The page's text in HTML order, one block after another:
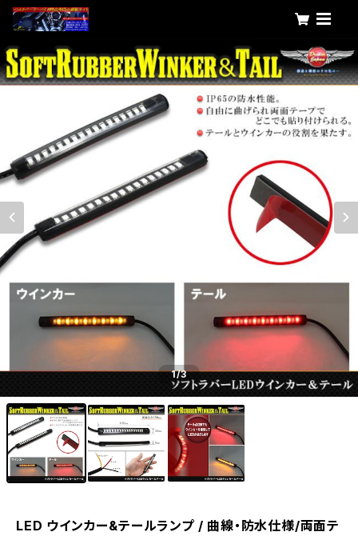
1/3
LED ウインカー&テールランプ / 曲線・防水仕様/両面テ